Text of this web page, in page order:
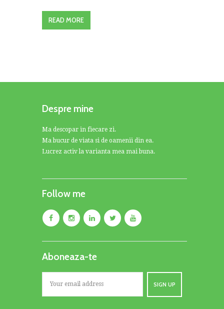
READ MORE
Despre mine
Ma descopar in fiecare zi.
Ma bucur de viata si de oamenii din ea.
Lucrez activ la varianta mea mai buna.
Follow me
Aboneaza-te